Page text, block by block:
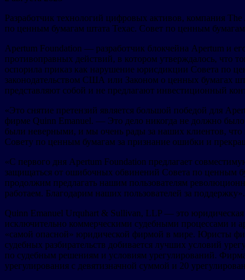
Разработчик технологий цифровых активов, компания
по ценным бумагам штата Техас. Совет по ценным
Apertum Foundation — разработчик блокчейна Apertum и
противоправных действий, в котором утверждалось, что
оспорила приказ как нарушение юрисдикции Совета по
законодательством США или Законом о ценных бумагах
представляют собой и не предлагают инвестиционный
«Это снятие претензий является большой победой для
фирме Quinn Emanuel. — Это дело никогда не должно было
были неверными, и мы очень рады за наших клиентов,
Совету по ценным бумагам за признание ошибки и
«С первого дня Apertum Foundation предлагает
защищаться от ошибочных обвинений Совета по ценным
продолжим предлагать нашим пользователям
работаем. Благодарим наших пользователей за поддержку».
Quinn Emanuel Urquhart & Sullivan, LLP — это
исключительно коммерческими судебными процессами и
«самой опасной» юридической фирмой в мире. Юристы
судебных разбирательств добивается лучших условий
по судебным решениям и условиям урегулирований.
урегулирования с девятизначной суммой и 20